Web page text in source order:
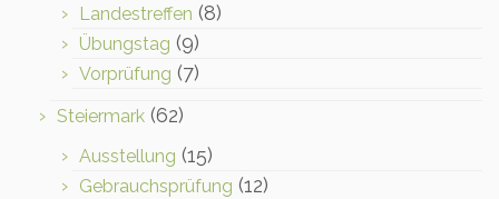
Landestreffen (8)
Übungstag (9)
Vorprüfung (7)
Steiermark (62)
Ausstellung (15)
Gebrauchsprüfung (12)